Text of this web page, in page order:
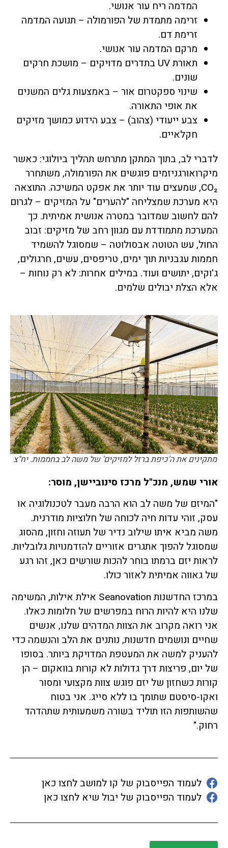
המדמה ריח עור אנושי.
זרימה מתמדת של הפורמולה – תנועה המדמה
זרימת דם.
מרקם המדמה עור אנושי.
תאורת UV בתדרים מדויקים – מושכת חרקים
שונים.
שינוי ספקטרום אור – באמצעות גלים המשנים
את אופי התאורה.
צבע ייעודי (צהוב) – צבע הידוע כמושך מזיקים
חקלאיים.
לדברי לב, בתוך המתקן מתרחש תהליך ביולוגי: כאשר
מיקרואורגניזמים פוגשים את הפורמולה, משתחרר
CO₂, שמעצים עוד יותר את אפקט המשיכה. התוצאה
היא מערכת שמצליחה "להערים" על המזיקים – לגרום
להם לחשוב שמדובר במטרה אנושית אמיתית. כך
המערכת מתמודדת עם מגוון רחב של מזיקים: זבוב
החול, עש הטוטה אבסולוטה – שמסוגל להשמיד
חממות עגבניות תוך ימים, טריפסים, עשים, חרגולים,
ג'וקים, יתושים ועוד. במילים אחרות: לא רק נוחות –
אלא הצלת יבולים שלמים.
מתקינים את ה'כיפת ברזל למזיקים' של משה לב בחממות. יח"צ
אורי שמש, מנכ"ל מרכז סינוביישן, מוסר:
"המיזם של משה לב הוא הרבה מעבר לטכנולוגיה או
עסק, זוהי עדות חיה לכוחה של חלוציות מודרנית.
משה מביא איתו שילוב נדיר של תעוזה וחזון, מהסוג
שמסוגל להפוך אתגרים אזוריים להזדמנויות גלובליות.
לראות יזם ברמתו בוחר להכות שורשים כאן, זהו רגע
של גאווה אמיתית לאזור כולו.
במרכז החדשנות Seanovation אילת אילות, המשימה
שלנו היא להיות הרוח במפרשים של חלומות כאלו.
אני רואה מקרוב את הצוות המדהים שלנו, אנשים
שחיים ונושמים חדשנות, נותנים את הלב והנשמה כדי
להעניק למשה את המעטפת המדויקת ביותר. בסופו
של יום, פריצות דרך גדולות לא קורות בוואקום – הן
קורות כשחזון של יזם פוגש צוות מקצועי ומסור
ואקו-סיסטם שתומך בו ללא סייג. אני בטוח
שהשותפות הזו תוליד בשורה משמעותית שתהדהד
רחוק."
לעמוד הפייסבוק של קו למושב לחצו כאן
לעמוד הפייסבוק של יבול שיא לחצו כאן